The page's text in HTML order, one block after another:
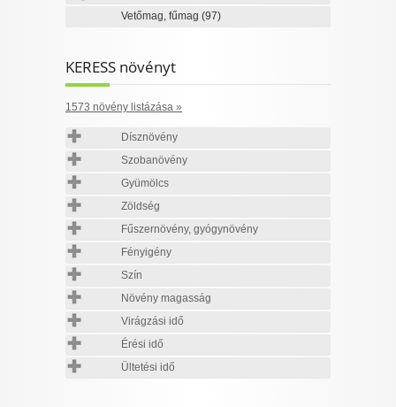
Vetőmag, fűmag (97)
KERESS növényt
1573 növény listázása »
Dísznövény
Szobanövény
Gyümölcs
Zöldség
Fűszernövény, gyógynövény
Fényigény
Szín
Növény magasság
Virágzási idő
Érési idő
Ültetési idő